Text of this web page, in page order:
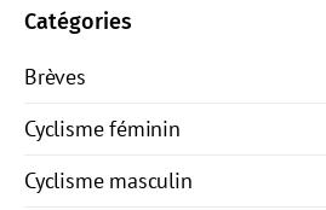
Catégories
Brèves
Cyclisme féminin
Cyclisme masculin